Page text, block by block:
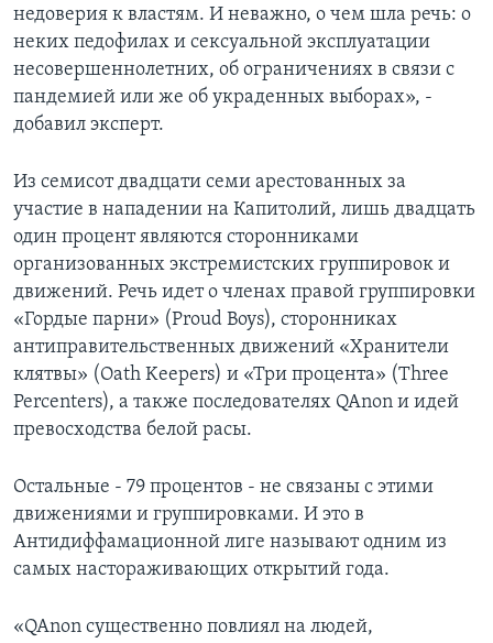
недоверия к властям. И неважно, о чем шла речь: о
неких педофилах и сексуальной эксплуатации
несовершеннолетних, об ограничениях в связи с
пандемией или же об украденных выборах», -
добавил эксперт.
Из семисот двадцати семи арестованных за
участие в нападении на Капитолий, лишь двадцать
один процент являются сторонниками
организованных экстремистских группировок и
движений. Речь идет о членах правой группировки
«Гордые парни» (Proud Boys), сторонниках
антиправительственных движений «Хранители
клятвы» (Oath Keepers) и «Три процента» (Three
Percenters), а также последователях QAnon и идей
превосходства белой расы.
Остальные - 79 процентов - не связаны с этими
движениями и группировками. И это в
Антидиффамационной лиге называют одним из
самых настораживающих открытий года.
«QAnon существенно повлиял на людей,